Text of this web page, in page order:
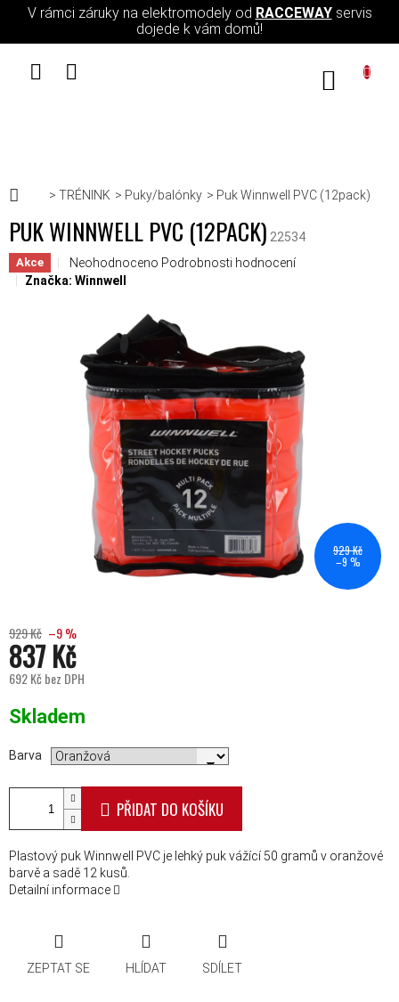
Přejít na obsah
V rámci záruky na elektromodely od RACCEWAYservis
dojede k vám domů!
Domů
TRÉNINK Puky/balónky Puk Winnwell PVC (12pack)
PUK WINNWELL PVC (12PACK) 22534
Akce Průměrné hodnocení produktu je 0,0 z 5 hvězdiček.
Neohodnoceno Podrobnosti hodnocení
Značka: Winnwell
929 Kč
–9 %
929 Kč –9 %
837 Kč
692 Kč bez DPH
Skladem
Barva
PŘIDAT DO KOŠÍKU
Plastový puk Winnwell PVC je lehký puk vážící 50 gramů v oranžové
barvě a sadě 12 kusů.
Detailní informace
ZEPTAT SE HLÍDAT SDÍLET